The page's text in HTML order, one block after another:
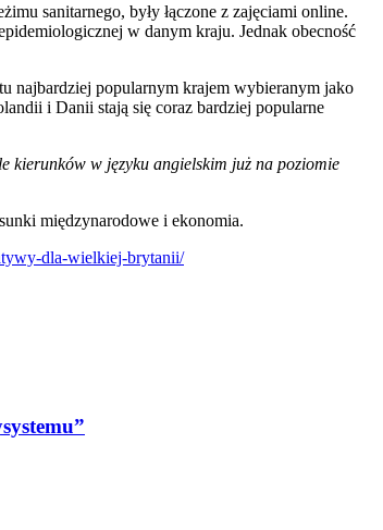
sanitarnego, były łączone z zajęciami online.
w danym kraju. Jednak obecność
najbardziej popularnym krajem wybieranym jako
i Danii stają się coraz bardziej popularne
kierunków w języku angielskim już na poziomie
międzynarodowe i ekonomia.
dla-wielkiej-brytanii/